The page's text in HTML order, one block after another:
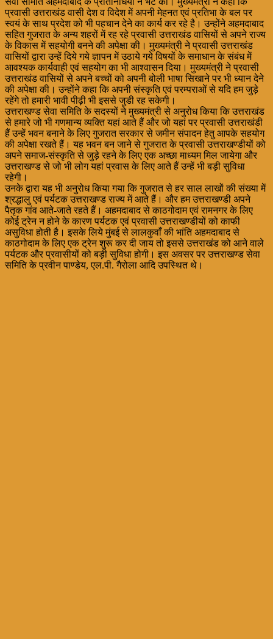
प्रवासी उत्तराखंड वासी देश व विदेश में अपनी मेहनत एवं प्रतिभा के बल पर
स्वयं के साथ प्रदेश को भी पहचान देने का कार्य कर रहे है। उन्होंने अहमदाबाद
सहित गुजरात के अन्य शहरों में रह रहे प्रवासी उत्तराखंड वासियों से अपने राज्य
के विकास में सहयोगी बनने की अपेक्षा की। मुख्यमंत्री ने प्रवासी उत्तराखंड
वासियों द्वारा उन्हें दिये गये ज्ञापन में उठाये गये विषयों के समाधान के संबंध में
आवश्यक कार्यवाही एवं सहयोग का भी आश्वासन दिया। मुख्यमंत्री ने प्रवासी
उत्तराखंड वासियों से अपने बच्चों को अपनी बोली भाषा सिखाने पर भी ध्यान देने
की अपेक्षा की। उन्होंने कहा कि अपनी संस्कृति एवं परम्पराओं से यदि हम जुड़े
रहेंगे तो हमारी भावी पीढ़ी भी इससे जुडी रह सकेगी।
उत्तराखण्ड सेवा समिति के सदस्यों ने मुख्यमंत्री से अनुरोध किया कि उत्तराखंड
से हमारे जो भी गणमान्य व्यक्ति यहां आते हैं और जो यहां पर प्रवासी उत्तराखंडी
हैं उन्हें भवन बनाने के लिए गुजरात सरकार से जमीन संपादन हेतु आपके सहयोग
की अपेक्षा रखते हैं। यह भवन बन जाने से गुजरात के प्रवासी उत्तराखण्डीयों को
अपने समाज-संस्कृति से जुड़े रहने के लिए एक अच्छा माध्यम मिल जायेगा और
उत्तराखण्ड से जो भी लोग यहां प्रवास के लिए आते हैं उन्हें भी बड़ी सुविधा
रहेगी।
उनके द्वारा यह भी अनुरोध किया गया कि गुजरात से हर साल लाखों की संख्या में
श्रद्धालु एवं पर्यटक उत्तराखण्ड राज्य में आते हैं। और हम उत्तराखण्डी अपने
पैतृक गांव आते-जाते रहते हैं। अहमदाबाद से काठगोदाम एवं रामनगर के लिए
कोई ट्रेन न होने के कारण पर्यटक एवं प्रवासी उत्तराखण्डीयों को काफी
असुविधा होती है। इसके लिये मुंबई से लालकुवाँ की भांति अहमदाबाद से
काठगोदाम के लिए एक ट्रेन शुरू कर दी जाय तो इससे उत्तराखंड को आने वाले
पर्यटक और प्रवासीयों को बड़ी सुविधा होगी। इस अवसर पर उत्तराखण्ड सेवा
समिति के प्रवीन पाण्डेय, एल.पी. गैरोला आदि उपस्थित थे।